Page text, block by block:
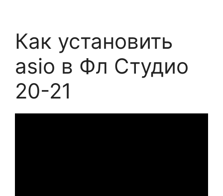
Как установить
asio в Фл Студио
20-21